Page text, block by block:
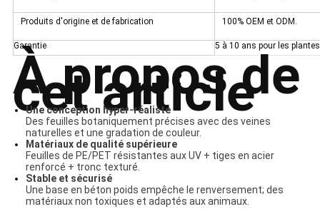
Produits d'origine et de fabrication 100% OEM et ODM.
Garantie 5 à 10 ans pour les
À propos de
cet article
Une conception hyper-réaliste
Des feuilles botaniquement précises avec des veines
naturelles et une gradation de couleur.
Matériaux de qualité supérieure
Feuilles de PE/PET résistantes aux UV + tiges en acier
renforcé + tronc texturé.
Stable et sécurisé
Une base en béton poids empêche le renversement; des
matériaux non toxiques et adaptés aux animaux.